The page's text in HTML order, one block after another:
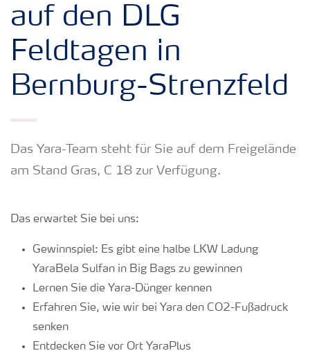
auf den DLG
Feldtagen in
Bernburg-Strenzfeld
Das Yara-Team steht für Sie auf dem Freigelände
am Stand Gras, C 18 zur Verfügung.
Das erwartet Sie bei uns:
Gewinnspiel: Es gibt eine halbe LKW Ladung
YaraBela Sulfan in Big Bags zu gewinnen
Lernen Sie die Yara-Dünger kennen
Erfahren Sie, wie wir bei Yara den CO2-Fußadruck
senken
Entdecken Sie vor Ort YaraPlus